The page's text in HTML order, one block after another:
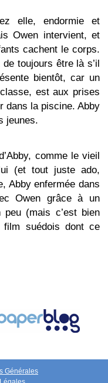
elle, endormie et
Owen intervient, et
cachent le corps.
toujours être là s’il
bientôt, car un
est aux prises
dans la piscine. Abby
jeunes.
comme le vieil
(et tout juste ado,
Abby enfermée dans
Owen grâce à un
(mais c’est bien
film suédois dont ce
Générales